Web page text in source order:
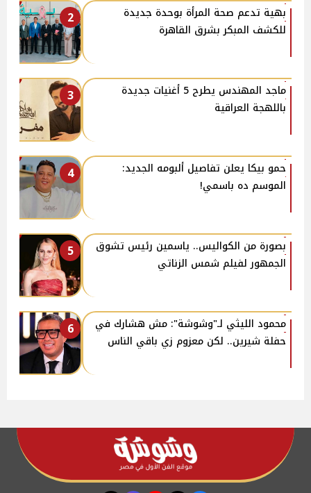
2
بهية تدعم صحة المرأة بوحدة جديدة
للكشف المبكر بشرق القاهرة
3
ماجد المهندس يطرح 5 أغنيات جديدة
باللهجة العراقية
4
حمو بيكا يعلن تفاصيل ألبومه الجديد:
الموسم ده باسمي!
5
بصورة من الكواليس.. ياسمين رئيس تشوق
الجمهور لفيلم شمس الزناتي
6
محمود الليثي لـ"وشوشة": مش هشارك في
حفلة شيرين.. لكن معزوم زي باقي الناس